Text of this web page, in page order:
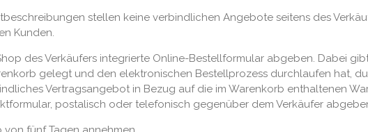
stellen keine verbindlichen Angebote seitens des
Kunden.
des Verkäufers integrierte Online-Bestellformular abgeben. Dabei
gelegt und den elektronischen Bestellprozess durchlaufen hat,
Vertragsangebot in Bezug auf die im Warenkorb enthaltenen
postalisch oder telefonisch gegenüber dem Verkäufer